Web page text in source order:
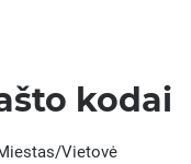
kodai
Vietovė